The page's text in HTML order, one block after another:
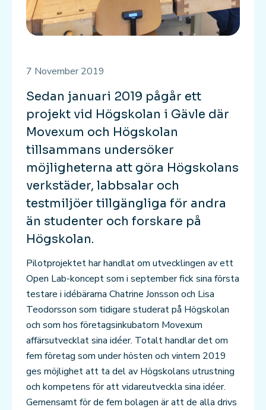
7 November 2019
Sedan januari 2019 pågår ett
projekt vid Högskolan i Gävle där
Movexum och Högskolan
tillsammans undersöker
möjligheterna att göra Högskolans
verkstäder, labbsalar och
testmiljöer tillgängliga för andra
än studenter och forskare på
Högskolan.
Pilotprojektet har handlat om utvecklingen av ett
Open Lab-koncept som i september fick sina första
testare i idébärarna Chatrine Jonsson och Lisa
Teodorsson som tidigare studerat på Högskolan
och som hos företagsinkubatorn Movexum
affärsutvecklat sina idéer. Totalt handlar det om
fem företag som under hösten och vintern 2019
ges möjlighet att ta del av Högskolans utrustning
och kompetens för att vidareutveckla sina idéer.
Gemensamt för de fem bolagen är att de alla drivs